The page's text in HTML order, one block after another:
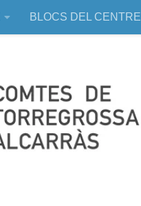
BLOCS DEL CENTRE